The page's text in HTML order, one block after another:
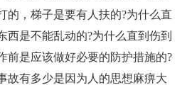
的，梯子是要有人扶的?为什么直
西是不能乱动的?为什么直到伤到
前是应该做好必要的防护措施的?
故有多少是因为人的思想麻痹大